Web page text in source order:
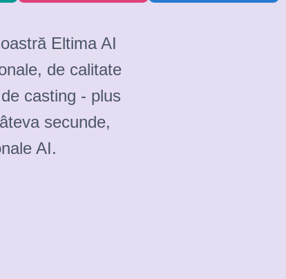
Eltima AI
de calitate
casting - plus
secunde,
AI.